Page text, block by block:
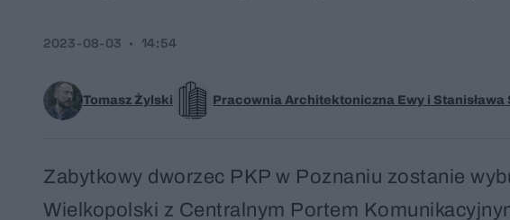
Tomasz Żylski Pracownia Architektoniczna Ewy i Stanisława
2023-08-03 14:54
Zabytkowy dworzec PKP w Poznaniu zostanie
Wielkopolski z Centralnym Portem